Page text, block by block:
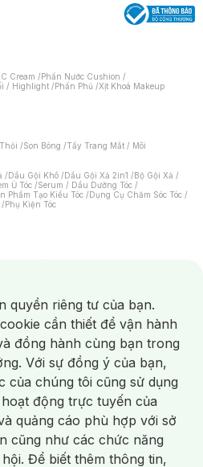
Cream /Phấn Nước Cushion /
/ Highlight /Phấn Phủ /Xịt Khoá Makeup
/Son Bóng /Tẩy Trang Mắt / Môi
/Dầu Gội Khô /Dầu Gội Xả 2in1 /Bộ Gội Xả /
Ủ Tóc /Serum / Dầu Dưỡng Tóc /
Phẩm Tạo Kiểu Tóc /Dụng Cụ Chăm Sóc Tóc /
/Phụ Kiện Tóc
/Mặt Nạ Xông Hơi /Nước Rửa Tay/
Đánh Răng /Bàn Chải Điện/
/Máy Tăm Nước/ Nước Súc Miệng/
/ Dung Dịch Vệ Sinh/Dưỡng Vùng Kín/
Sinh/Tampon/Bọt Cạo Râu /Dao Cạo Râu/
Nước/ Da Lão Hóa/ Da Mụn/
Thâm / Nám / Tàn Nhang
Cơ Địa
Dụng Cụ / Máy Rửa Mặt Máy Chăm Sóc Da
quyền riêng tư của bạn.
cần thiết để vận hành
đồng hành cùng bạn trong
Với sự đồng ý của bạn,
của chúng tôi cũng sử dụng
động trực tuyến của
quảng cáo phù hợp với sở
cũng như các chức năng
Để biết thêm thông tin,